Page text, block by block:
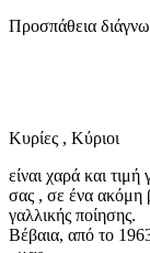
Προσπάθεια
Κυρίες , Κύριοι
είναι χαρά και
σας , σε ένα ακόμη
γαλλικής ποίησης.
Βέβαια, από το